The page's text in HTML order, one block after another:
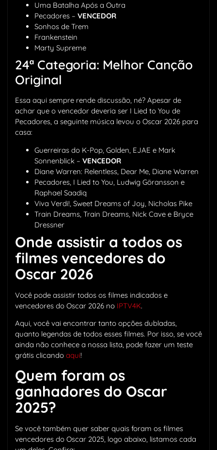
Uma Batalha Após a Outra
Pecadores – VENCEDOR
Sonhos de Trem
Frankenstein
Marty Supreme
24ª Categoria: Melhor Canção
Original
Essa aqui sempre rende discussão, né? Apesar de
achar que o vencedor deveria ser I Lied to You de
Pecadores, a seguinte música levou o Oscar 2026 para
casa:
Guerreiras do K-Pop, Golden, EJAE e Mark
Sonnenblick – VENCEDOR
Diane Warren: Relentless, Dear Me, Diane Warren
Pecadores, I Lied to You, Ludwig Göransson e
Raphael Saadiq
Viva Verdi!, Sweet Dreams of Joy, Nicholas Pike
Train Dreams, Train Dreams, Nick Cave e Bryce
Dressner
Onde assistir a todos os
filmes vencedores do
Oscar 2026
Você pode assistir todos os filmes indicados e
vencedores do Oscar 2026 no IPTV4K.
Aqui, você vai encontrar tanto opções dubladas,
quanto legendas de todos esses filmes. Por isso, se você
ainda não conhece a nossa lista, pode fazer um teste
grátis clicando aqui!
Quem foram os
ganhadores do Oscar
2025?
Se você também quer saber quais foram os filmes
vencedores do Oscar 2025, logo abaixo, listamos cada